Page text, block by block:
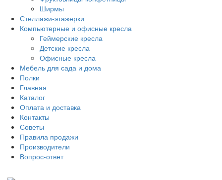
Ширмы
Стеллажи-этажерки
Компьютерные и офисные кресла
Геймерские кресла
Детские кресла
Офисные кресла
Мебель для сада и дома
Полки
Главная
Каталог
Оплата и доставка
Контакты
Советы
Правила продажи
Производители
Вопрос-ответ